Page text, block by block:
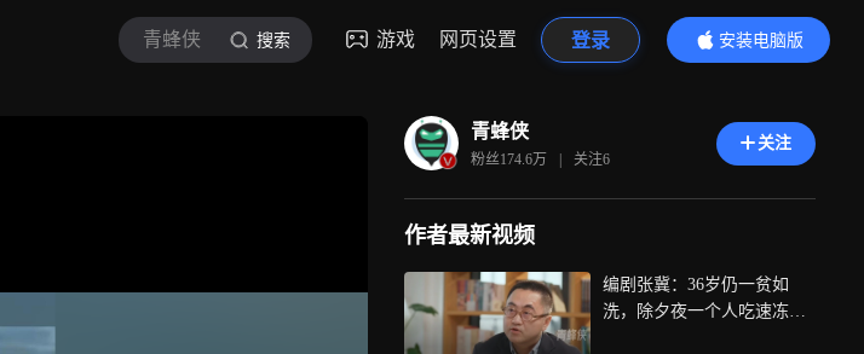
青蜂侠 搜索 游戏 网页设置 登录
安装电脑版
内容更精彩
青蜂侠
粉丝174.6万 | 关注6
关注
作者最新视频
编剧张冀：36岁仍一贫如
洗，除夕夜一个人吃速冻饺